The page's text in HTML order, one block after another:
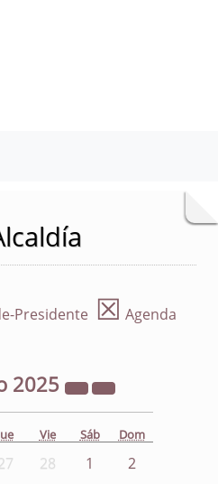
Presidente ☒ Agenda
2025
Vie Sáb Dom
28 1
2